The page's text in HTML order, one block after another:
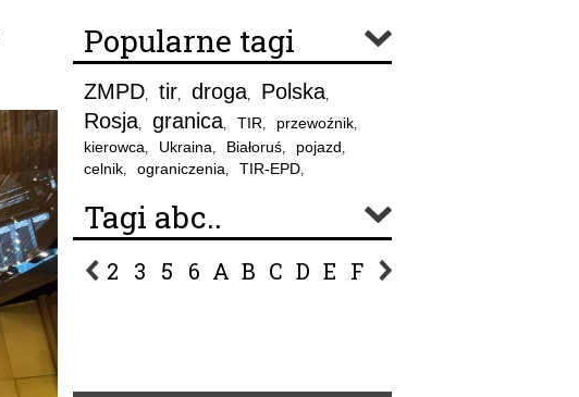
Popularne tagi
ZMPD, tir, droga, Polska,
Rosja, granica, TIR, przewoźnik,
kierowca, Ukraina, Białoruś, pojazd,
celnik, ograniczenia, TIR-EPD,
Tagi abc..
2 3 5 6 A B C D E F G